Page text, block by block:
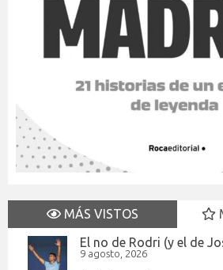
MÁS VISTOS
El no de Rodri (y el de
9 agosto, 2026